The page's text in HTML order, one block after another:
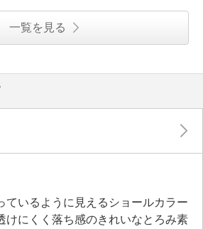
一覧を見る
ているように見えるショールカラー
けにくく落ち感のきれいなとろみ素